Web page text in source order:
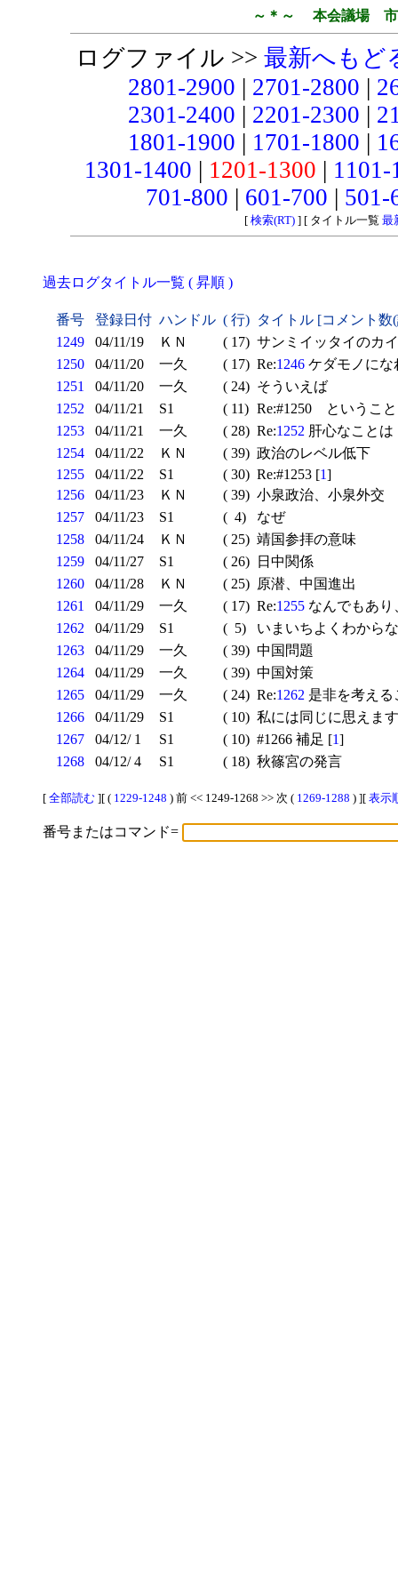
～＊～ 本会議場 市
ログファイル >> 最新へもど
2801-2900 | 2701-2800 |
2301-2400 | 2201-2300 |
1801-1900 | 1701-1800 |
1301-1400 | 1201-1300 |
701-800 | 601-700 |
[ 検索(RT)] [ タイトル一覧 最
過去ログタイトル一覧 ( 昇順 )
番号 登録日付 ハンドル ( 行) タイトル [コメント
1249
04/11/19 ＫＮ ( 17) サンミイッタイのカ
1250
04/11/20 一久 ( 17) Re:1246 ケダモノにな
1251
04/11/20 一久 ( 24) そういえば
1252
04/11/21 S1 ( 11) Re:#1250 というこ
1253
04/11/21 一久 ( 28) Re:1252 肝心なことは
1254
04/11/22 ＫＮ ( 39) 政治のレベル低下
1255
04/11/22 S1 ( 30) Re:#1253 [1]
1256
04/11/23 ＫＮ ( 39) 小泉政治、小泉外交
1257
04/11/23 S1 ( 4)
なぜ
1258
04/11/24 ＫＮ ( 25) 靖国参拝の意味
1259
04/11/27 S1 ( 26)
日中関係
1260
04/11/28 ＫＮ ( 25) 原潜、中国進出
1261
04/11/29 一久 ( 17) Re:1255 なんでもあ
1262
04/11/29 S1 ( 5)
いまいちよくわから
1263
04/11/29 一久 ( 39) 中国問題
1264
04/11/29 一久 ( 39) 中国対策
1265
04/11/29 一久 ( 24) Re:1262 是非を考え
1266
04/11/29 S1 ( 10) 私には同じに思えます
1267
04/12/ 1 S1 ( 10) #1266 補足 [1]
1268
04/12/ 4 S1 ( 18) 秋篠宮の発言
[ 全部読む ][ ( 1229-1248 ) 前 << 1249-1268 >> 次 ( 1269-1288 ) ][ 表示
番号またはコマンド=